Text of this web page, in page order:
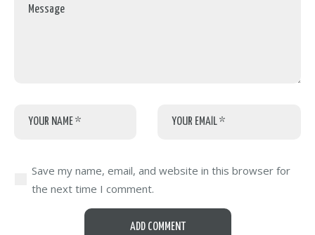
Save my name, email, and website in this browser for
the next time I comment.